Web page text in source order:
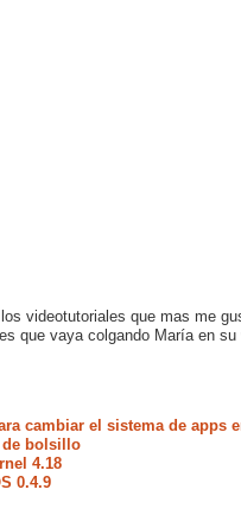
los videotutoriales que mas me
que vaya colgando María en su
cambiar el sistema de apps
de bolsillo
4.18
0.4.9